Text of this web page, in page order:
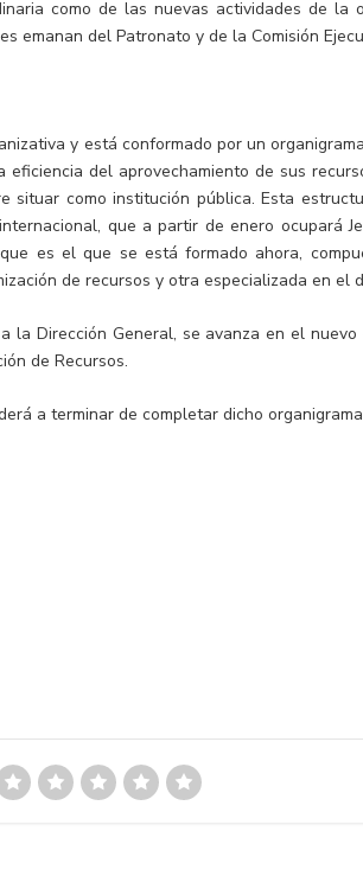
como de las nuevas actividades de la
emanan del Patronato y de la Comisión
y está conformado por un
del aprovechamiento de sus
como institución pública. Esta
que a partir de enero ocupará
es el que se está formado ahora,
de recursos y otra especializada en el
la Dirección General, se avanza en el
de Recursos.
a terminar de completar dicho